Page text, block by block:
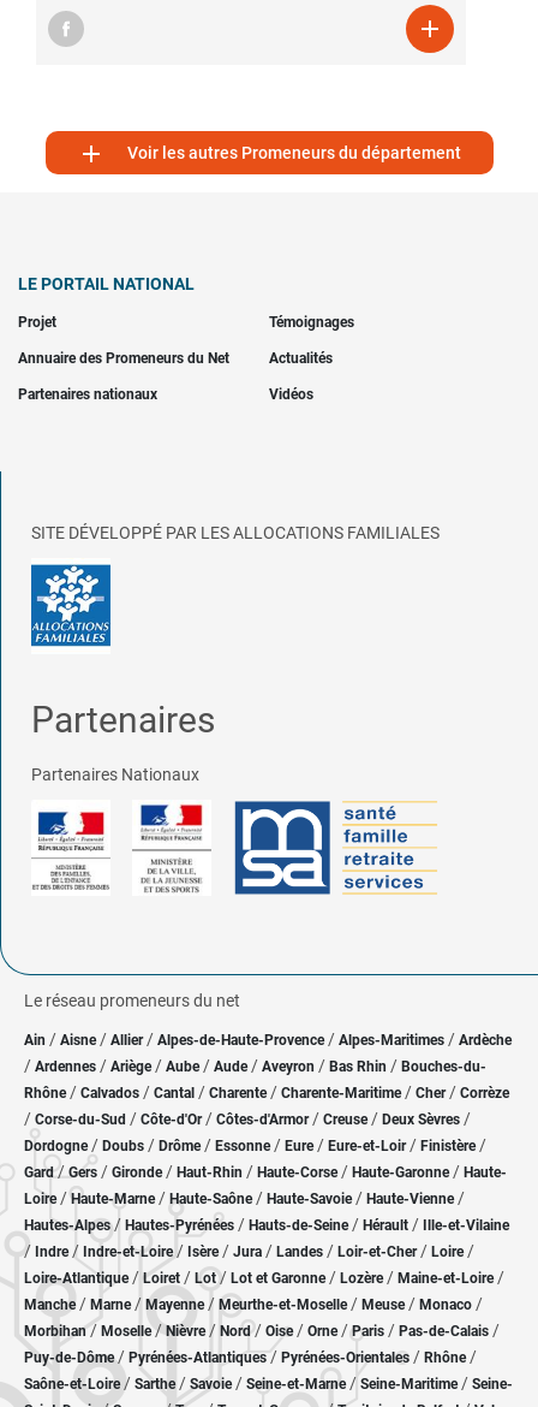

 Voir les autres Promeneurs du département
LE PORTAIL NATIONAL
Projet Témoignages
Annuaire des Promeneurs du Net Actualités
Partenaires nationaux Vidéos
SITE DÉVELOPPÉ PAR LES ALLOCATIONS FAMILIALES
Partenaires
Partenaires Nationaux
Le réseau promeneurs du net
Ain / Aisne/ Allier/ Alpes-de-Haute-Provence / Alpes-Maritimes / Ardèche
/ Ardennes / Ariège/ Aube/ Aude / Aveyron / Bas Rhin / Bouches-du-
Rhône/ Calvados / Cantal / Charente / Charente-Maritime/ Cher / Corrèze
/ Corse-du-Sud / Côte-d'Or / Côtes-d'Armor/ Creuse/ Deux Sèvres /
Dordogne/ Doubs / Drôme/ Essonne / Eure/ Eure-et-Loir / Finistère/
Gard/Gers / Gironde/ Haut-Rhin / Haute-Corse/ Haute-Garonne/ Haute-
Loire/Haute-Marne/ Haute-Saône/ Haute-Savoie/ Haute-Vienne/
Hautes-Alpes/ Hautes-Pyrénées / Hauts-de-Seine/ Hérault / Ille-et-Vilaine
/ Indre/ Indre-et-Loire/ Isère/ Jura / Landes / Loir-et-Cher/ Loire/
Loire-Atlantique/ Loiret / Lot/ Lot et Garonne/ Lozère / Maine-et-Loire/
Manche/ Marne/ Mayenne/ Meurthe-et-Moselle/ Meuse/ Monaco /
Morbihan/ Moselle/ Nièvre / Nord/ Oise / Orne/Paris / Pas-de-Calais /
Puy-de-Dôme/ Pyrénées-Atlantiques / Pyrénées-Orientales / Rhône/
Saône-et-Loire/ Sarthe/ Savoie/ Seine-et-Marne/ Seine-Maritime/ Seine-